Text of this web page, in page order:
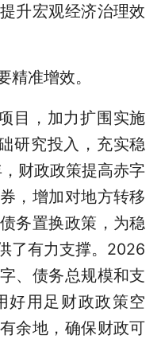
升宏观经济治理效
准增效。
，加力扩围实施
研究投入，充实稳
财政政策提高赤字
，增加对地方转移
务置换政策，为稳
了有力支撑。2026
、债务总规模和支
好用足财政政策空
余地，确保财政可